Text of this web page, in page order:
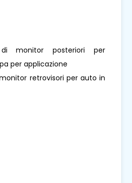
di monitor posteriori per
per applicazione
retrovisori per auto in